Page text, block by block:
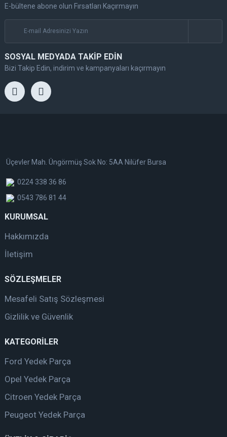
E-bültene abone olun Fırsatları Kaçırmayın
SOSYAL MEDYADA TAKİP EDİN
Bizi Takip Edin, indirim ve kampanyaları kaçırmayın
Üçevler Mah. Üngörmüş Sok No: 5AA Nilüfer Bursa
0224 338 36 86
0543 786 81 44
KURUMSAL
Hakkımızda
İletişim
SÖZLEŞMELER
Mesafeli Satış Sözleşmesi
Gizlilik ve Güvenlik
KATEGORİLER
Ford Yedek Parça
Opel Yedek Parça
Citroen Yedek Parça
Peugeot Yedek Parça